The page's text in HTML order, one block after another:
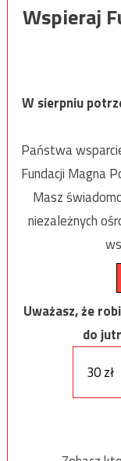
Wspieraj
W sierpniu
Państwa
Fundacji Magna
Masz
niezależnych
Uważasz, że
do
30 zł